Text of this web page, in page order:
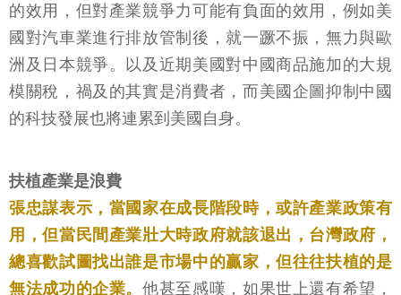
的效用，但對產業競爭力可能有負面的效用，例如美
國對汽車業進行排放管制後，就一蹶不振，無力與歐
洲及日本競爭。以及近期美國對中國商品施加的大規
模關稅，禍及的其實是消費者，而美國企圖抑制中國
的科技發展也將連累到美國自身。
扶植產業是浪費
張忠謀表示，當國家在成長階段時，或許產業政策有
用，但當民間產業壯大時政府就該退出，台灣政府，
總喜歡試圖找出誰是市場中的贏家，但往往扶植的是
無法成功的企業。他甚至感嘆，如果世上還有希望，